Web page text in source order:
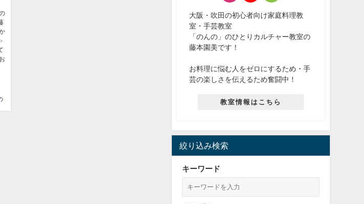
大阪・吹田の初心者向け家庭料理教
室・手芸教室
「のんの」のひとりカルチャー教室の
藤本園美です！
お料理に悩む人をゼロにするため・手
芸の楽しさを伝えるため奮闘中！
教室情報はこちら
絞り込み検索
キーワード